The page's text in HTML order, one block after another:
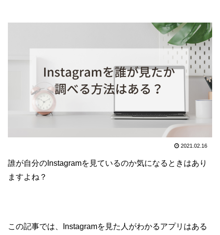
2021.02.16
誰が自分のInstagramを見ているのか気になるときはあり
ますよね？
この記事では、Instagramを見た人がわかるアプリはある